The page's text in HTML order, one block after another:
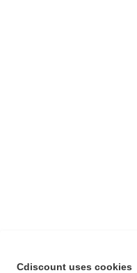
Cdiscount uses cookies